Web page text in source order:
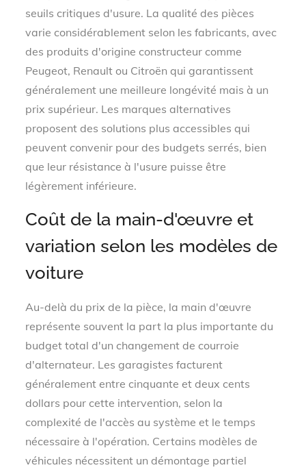
seuils critiques d'usure. La qualité des pièces
varie considérablement selon les fabricants, avec
des produits d'origine constructeur comme
Peugeot, Renault ou Citroën qui garantissent
généralement une meilleure longévité mais à un
prix supérieur. Les marques alternatives
proposent des solutions plus accessibles qui
peuvent convenir pour des budgets serrés, bien
que leur résistance à l'usure puisse être
légèrement inférieure.
Coût de la main-d'œuvre et
variation selon les modèles de
voiture
Au-delà du prix de la pièce, la main d'œuvre
représente souvent la part la plus importante du
budget total d'un changement de courroie
d'alternateur. Les garagistes facturent
généralement entre cinquante et deux cents
dollars pour cette intervention, selon la
complexité de l'accès au système et le temps
nécessaire à l'opération. Certains modèles de
véhicules nécessitent un démontage partiel